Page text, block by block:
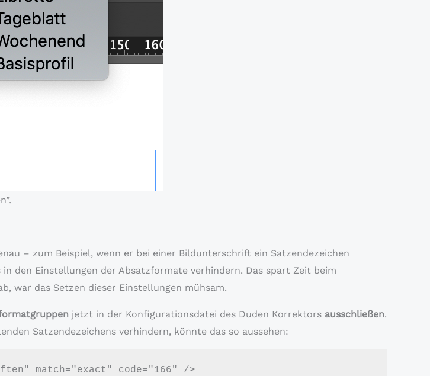
– zum Beispiel, wenn er bei einer Bildunterschrift ein Satzendezeichen
den Einstellungen der Absatzformate verhindern. Das spart Zeit beim
war das Setzen dieser Einstellungen mühsam.
jetzt in der Konfigurationsdatei des Duden Korrektors ausschließen.
Satzendezeichens verhindern, könnte das so aussehen:
match="exact" code="166" />